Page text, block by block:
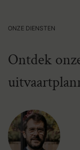
ONZE DIENSTEN
Ontdek